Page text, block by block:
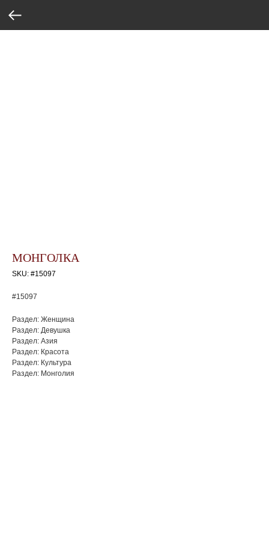
МОНГОЛКА
SKU: #15097
#15097
Раздел: Женщина
Раздел: Девушка
Раздел: Азия
Раздел: Красота
Раздел: Культура
Раздел: Монголия